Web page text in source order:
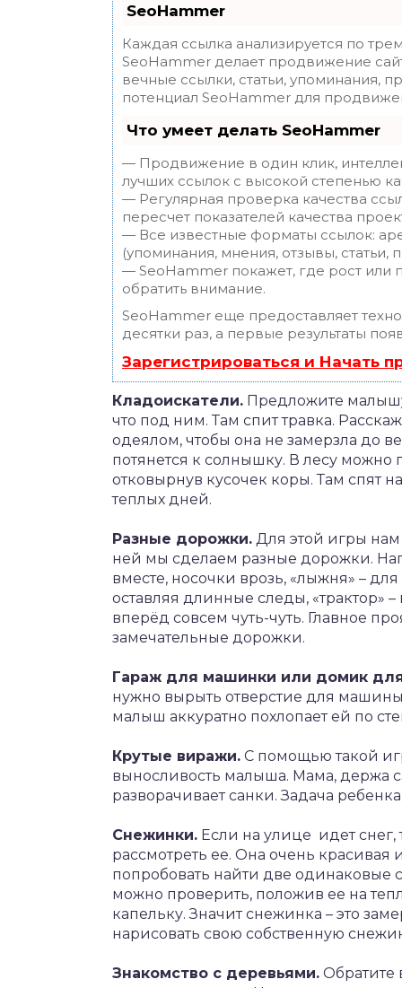
SeoHammer
Каждая ссылка анализируется по
SeoHammer делает продвижение
вечные ссылки, статьи, упоминания,
потенциал SeoHammer для
Что умеет делать SeoHammer
— Продвижение в один клик,
лучших ссылок с высокой степенью
— Регулярная проверка качества
пересчет показателей качества
— Все известные форматы ссылок:
(упоминания, мнения, отзывы, статьи,
— SeoHammer покажет, где рост или
обратить внимание.
SeoHammer еще предоставляет
десятки раз, а первые результаты
Зарегистрироваться и Начать
Кладоискатели. Предложите
что под ним. Там спит травка.
одеялом, чтобы она не замерзла до
потянется к солнышку. В лесу можно
отковырнув кусочек коры. Там спят
теплых дней.
Разные дорожки. Для этой игры нам
ней мы сделаем разные дорожки.
вместе, носочки врозь, «лыжня» –
оставляя длинные следы, «трактор»
вперёд совсем чуть-чуть. Главное
замечательные дорожки.
Гараж для машинки или домик
нужно вырыть отверстие для машины
малыш аккуратно похлопает ей по
Крутые виражи. С помощью такой
выносливость малыша. Мама, держа
разворачивает санки. Задача
Снежинки. Если на улице идет
рассмотреть ее. Она очень
попробовать найти две одинаковые
можно проверить, положив ее на
капельку. Значит снежинка – это
нарисовать свою собственную
Знакомство с деревьями. Обратите